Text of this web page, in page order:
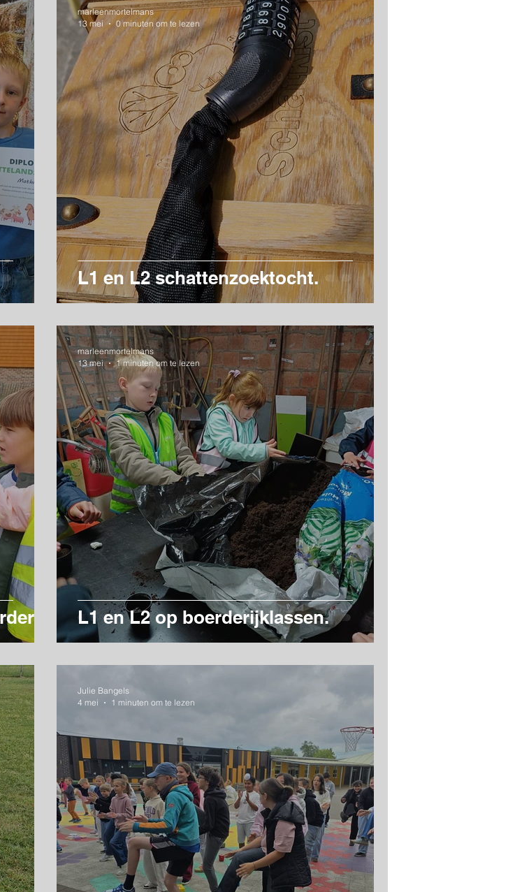
L1 en L2 schattenzoektocht.
marleenmortelmans
13 mei
0 minuten om te lezen
L1 en L2 op boerderijklassen.
marleenmortelmans
13 mei
1 minuten om te lezen
Julie Bangels
4 mei
1 minuten om te lezen